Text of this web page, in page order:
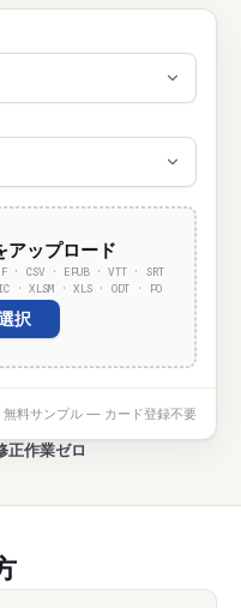
アップロード
· CSV · EPUB · VTT · SRT
· XLSM · XLS · ODT · PO
択
無料サンプル — カード登録不要
正作業ゼロ